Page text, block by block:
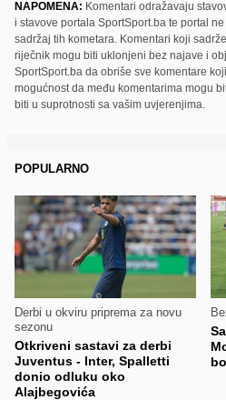
NAPOMENA: Komentari odražavaju
i stavove portala SportSport.ba te portal
sadržaj tih kometara. Komentari koji
riječnik mogu biti uklonjeni bez najave i
SportSport.ba da obriše sve komentare
mogućnost da među komentarima mogu
biti u suprotnosti sa vašim uvjerenjima.
POPULARNO
Derbi u okviru priprema za novu
sezonu
Otkriveni sastavi za derbi
Juventus - Inter, Spalletti
donio odluku oko
Alajbegovića